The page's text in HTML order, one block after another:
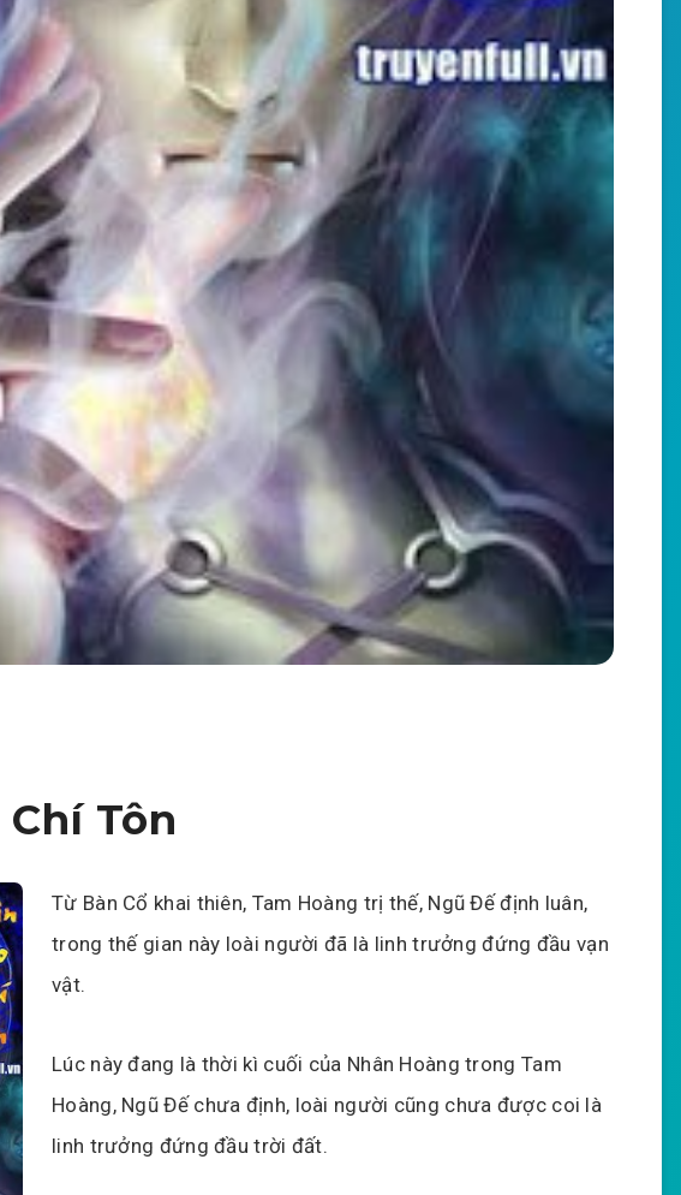
Tôn
Từ Bàn Cổ khai thiên, Tam Hoàng trị thế, Ngũ Đế định luân,
trong thế gian này loài người đã là linh trưởng đứng đầu vạn
vật.
Lúc này đang là thời kì cuối của Nhân Hoàng trong Tam
Hoàng, Ngũ Đế chưa định, loài người cũng chưa được coi là
linh trưởng đứng đầu trời đất.